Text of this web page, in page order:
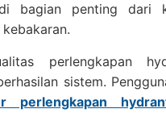
bagian penting dari
perlengkapan
sistem.
perlengkapan